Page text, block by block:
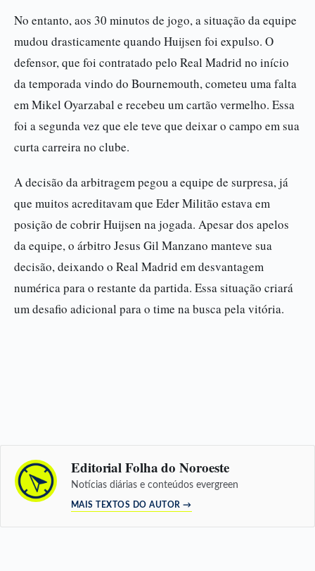
No entanto, aos 30 minutos de jogo, a situação da equipe
mudou drasticamente quando Huijsen foi expulso. O
defensor, que foi contratado pelo Real Madrid no início
da temporada vindo do Bournemouth, cometeu uma falta
em Mikel Oyarzabal e recebeu um cartão vermelho. Essa
foi a segunda vez que ele teve que deixar o campo em sua
curta carreira no clube.
A decisão da arbitragem pegou a equipe de surpresa, já
que muitos acreditavam que Eder Militão estava em
posição de cobrir Huijsen na jogada. Apesar dos apelos
da equipe, o árbitro Jesus Gil Manzano manteve sua
decisão, deixando o Real Madrid em desvantagem
numérica para o restante da partida. Essa situação criará
um desafio adicional para o time na busca pela vitória.
Editorial Folha do Noroeste
Notícias diárias e conteúdos evergreen
MAIS TEXTOS DO AUTOR →